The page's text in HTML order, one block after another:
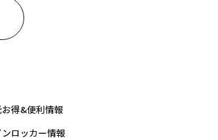
お得&便利情報
ンロッカー情報